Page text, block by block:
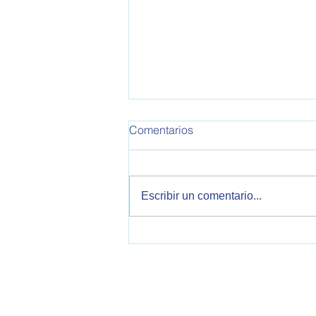
Comentarios
Escribir un comentario...